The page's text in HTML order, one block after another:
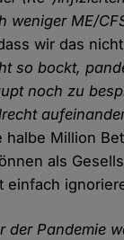
weniger ME/
wir das
so bockt,
noch zu
halbe Million
als
einfach
der Pandemie